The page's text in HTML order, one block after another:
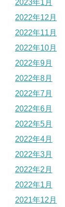
2023年1月
2022年12月
2022年11月
2022年10月
2022年9月
2022年8月
2022年7月
2022年6月
2022年5月
2022年4月
2022年3月
2022年2月
2022年1月
2021年12月